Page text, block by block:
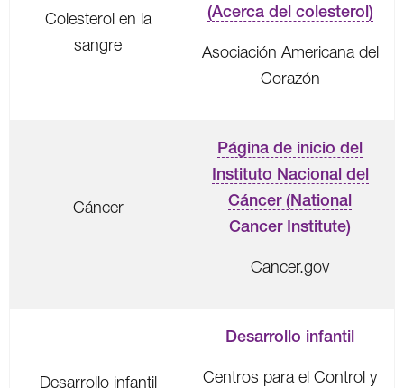
Colesterol en la
sangre
(Acerca del colesterol)
Asociación Americana del
Corazón
Cáncer
Página de inicio del
Instituto Nacional del
Cáncer (National
Cancer Institute)
Cancer.gov
Desarrollo infantil
Desarrollo infantil
Centros para el Control y